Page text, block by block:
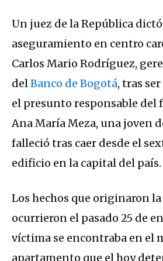
Un juez de la República
aseguramiento en centro
Carlos Mario Rodríguez,
delBanco de Bogotá, tras
el presunto responsable del
Ana María Meza, una joven
falleció tras caer desde el
edificio en la capital del país.
Los hechos que originaron
ocurrieron el pasado 25 de
víctima se encontraba en el
apartamento que el hoy